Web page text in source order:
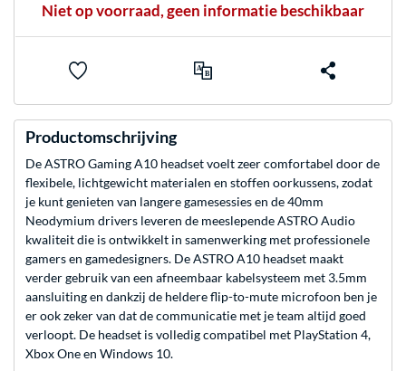
Niet op voorraad, geen informatie beschikbaar
Productomschrijving
De ASTRO Gaming A10 headset voelt zeer comfortabel door de
flexibele, lichtgewicht materialen en stoffen oorkussens, zodat
je kunt genieten van langere gamesessies en de 40mm
Neodymium drivers leveren de meeslepende ASTRO Audio
kwaliteit die is ontwikkelt in samenwerking met professionele
gamers en gamedesigners. De ASTRO A10 headset maakt
verder gebruik van een afneembaar kabelsysteem met 3.5mm
aansluiting en dankzij de heldere flip-to-mute microfoon ben je
er ook zeker van dat de communicatie met je team altijd goed
verloopt. De headset is volledig compatibel met PlayStation 4,
Xbox One en Windows 10.